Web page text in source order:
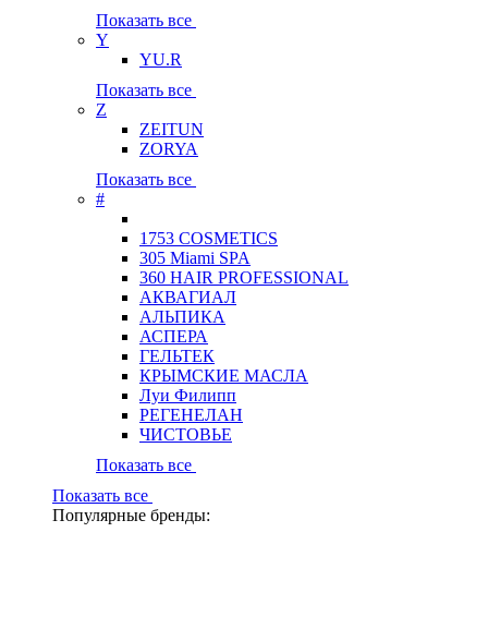
Показать все
Y
YU.R
Показать все
Z
ZEITUN
ZORYA
Показать все
#
1753 COSMETICS
305 Miami SPA
360 HAIR PROFESSIONAL
АКВАГИАЛ
АЛЬПИКА
АСПЕРА
ГЕЛЬТЕК
КРЫМСКИЕ МАСЛА
Луи Филипп
РЕГЕНЕЛАН
ЧИСТОВЬЕ
Показать все
Показать все
Популярные бренды: